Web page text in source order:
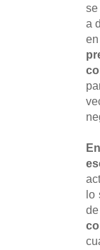
a
lo
de